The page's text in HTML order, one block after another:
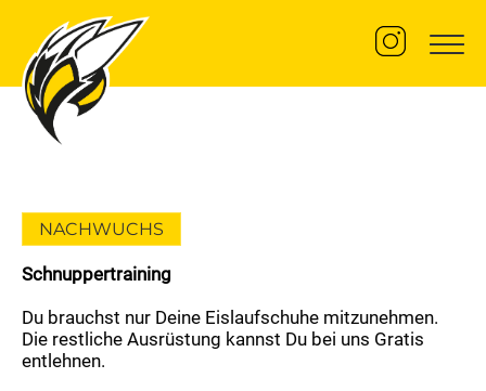
Betreuer
Trainingszeiten
Kader
Betreuer
NACHWUCHS
Schnuppertraining
Du brauchst nur Deine Eislaufschuhe mitzunehmen.
Die restliche Ausrüstung kannst Du bei uns Gratis
entlehnen.